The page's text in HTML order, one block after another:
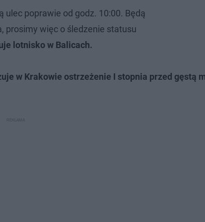
ulec poprawie od godz. 10:00. Będą
prosimy więc o śledzenie statusu
lotnisko w Balicach.
w Krakowie ostrzeżenie I stopnia przed gęstą